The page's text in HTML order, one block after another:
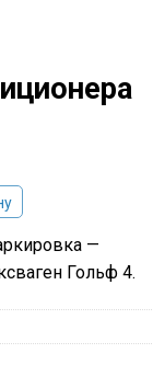
—
Гольф 4.